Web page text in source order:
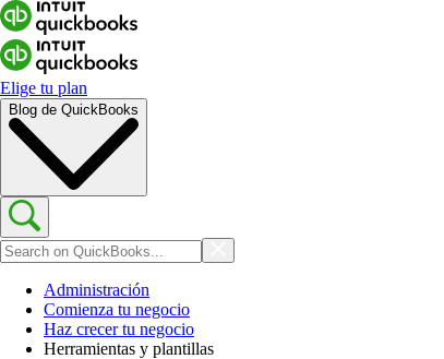
Elige tu plan
Blog de QuickBooks
Administración
Comienza tu negocio
Haz crecer tu negocio
Herramientas y plantillas